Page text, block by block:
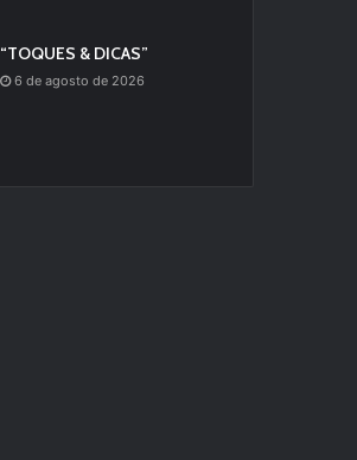
“TOQUES & DICAS”
6 de agosto de 2026